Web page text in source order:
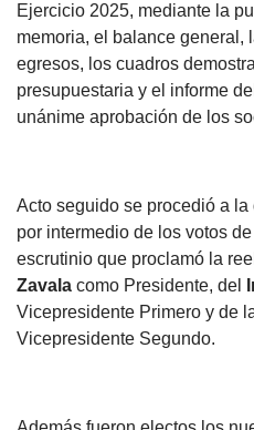
Ejercicio 2025, mediante la
memoria, el balance general,
egresos, los cuadros
presupuestaria y el informe
unánime aprobación de los
Acto seguido se procedió a
por intermedio de los votos
escrutinio que proclamó la
Zavala como Presidente, del
Vicepresidente Primero y de
Vicepresidente Segundo.